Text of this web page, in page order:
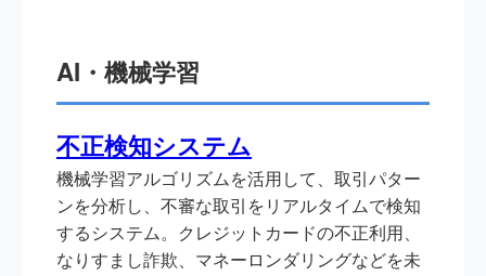
AI・機械学習
不正検知システム
機械学習アルゴリズムを活用して、取引パター
ンを分析し、不審な取引をリアルタイムで検知
するシステム。クレジットカードの不正利用、
なりすまし詐欺、マネーロンダリングなどを未